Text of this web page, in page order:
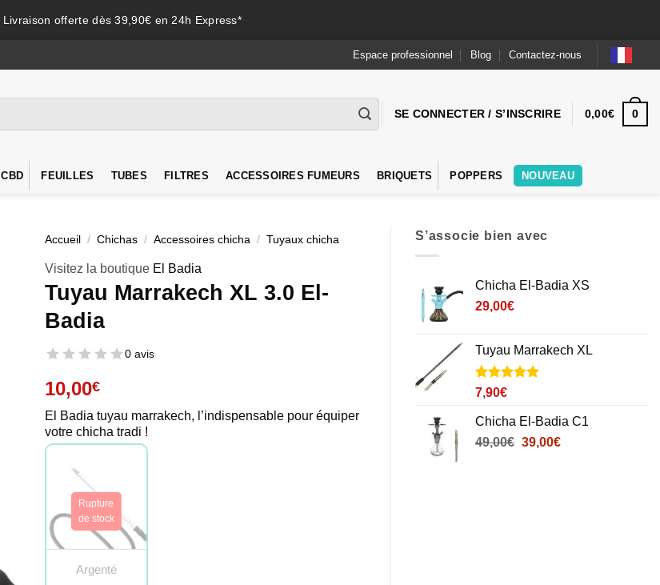
Livraison offerte dès 39,90€ en 24h Express*
Espace professionnel Blog Contactez-nous
SE CONNECTER / S’INSCRIRE 0,00€ 0
CBD FEUILLES TUBES FILTRES ACCESSOIRES FUMEURS BRIQUETS POPPERS NOUVEAU
Accueil / Chichas / Accessoires chicha / Tuyaux chicha
Visitez la boutique El Badia
Tuyau Marrakech XL 3.0 El-
Badia
0 avis
10,00€
El Badia tuyau marrakech, l’indispensable pour équiper
votre chicha tradi !
Argenté
S’associe bien avec
Chicha El-Badia XS
29,00€
Tuyau Marrakech XL
Noté5
5 basé sur
2
notations
client
7,90€
Chicha El-Badia C1
49,00€ Le
39,00€Le